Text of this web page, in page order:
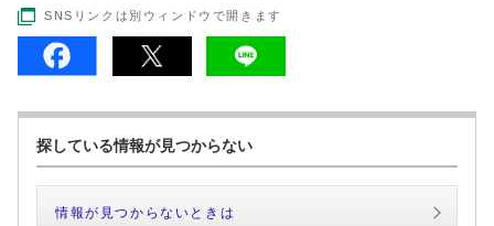
SNSリンクは別ウィンドウで開きます
探している情報が見つからない
情報が見つからないときは